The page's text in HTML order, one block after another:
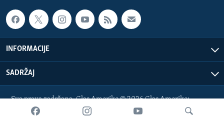
INFORMACIJE
SADRŽAJ
Sva prava zadržana. Glas Amerike © 2026 Glas Amerike:
bosnian-service@voanews.com